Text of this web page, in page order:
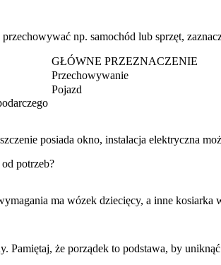
np. samochód lub sprzęt,
GŁÓWNE PRZEZNACZENIE
Przechowywanie
Pojazd
posiada okno, instalacja elektryczna
potrzeb?
ma wózek dziecięcy, a inne kosiarka
Pamiętaj, że porządek to podstawa, by